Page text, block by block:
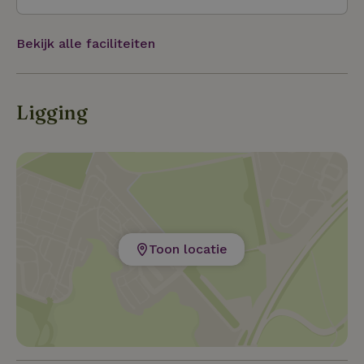
Bekijk alle faciliteiten
Ligging
Toon locatie